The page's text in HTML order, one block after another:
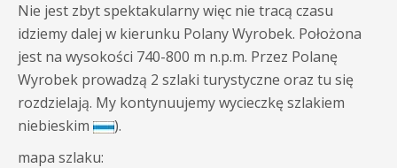
Nie jest zbyt spektakularny więc nie tracą czasu
idziemy dalej w kierunku Polany Wyrobek. Położona
jest na wysokości 740-800 m n.p.m. Przez Polanę
Wyrobek prowadzą 2 szlaki turystyczne oraz tu się
rozdzielają. My kontynuujemy wycieczkę szlakiem
niebieskim
).
mapa szlaku: